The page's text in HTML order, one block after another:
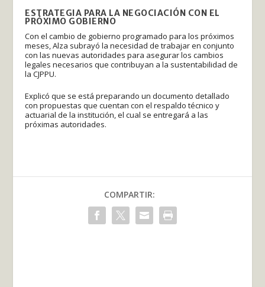
ESTRATEGIA PARA LA NEGOCIACIÓN CON EL
PRÓXIMO GOBIERNO
Con el cambio de gobierno programado para los próximos
meses, Alza subrayó la necesidad de trabajar en conjunto
con las nuevas autoridades para asegurar los cambios
legales necesarios que contribuyan a la sustentabilidad de
la CJPPU.
Explicó que se está preparando un documento detallado
con propuestas que cuentan con el respaldo técnico y
actuarial de la institución, el cual se entregará a las
próximas autoridades.
COMPARTIR: